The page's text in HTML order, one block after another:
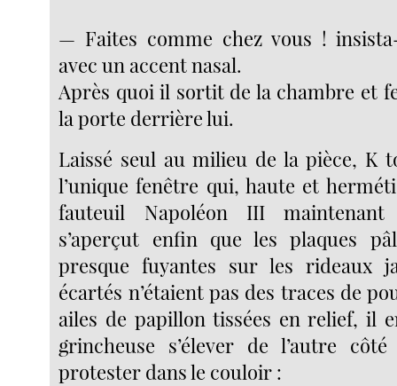
— Faites comme chez vous !
avec un accent nasal.
Après quoi il sortit de la chambre et
la porte derrière lui.
Laissé seul au milieu de la pièce, K
l’unique fenêtre qui, haute et
fauteuil Napoléon III maintenant
s’aperçut enfin que les plaques
presque fuyantes sur les rideaux
écartés n’étaient pas des traces de
ailes de papillon tissées en relief, il
grincheuse s’élever de l’autre
protester dans le couloir :